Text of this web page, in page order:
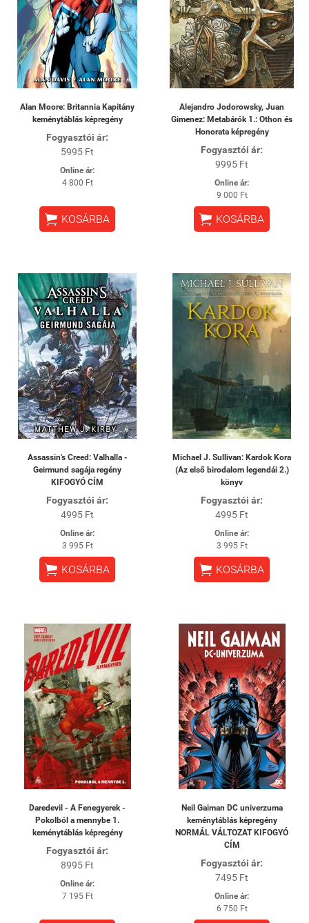
Alan Moore: Britannia Kapitány
keménytáblás képregény
Fogyasztói ár:
5995 Ft
Online ár:
4 800 Ft
 KOSÁRBA
Alejandro Jodorowsky, Juan
Gimenez: Metabárók 1.: Othon és
Honorata képregény
Fogyasztói ár:
9995 Ft
Online ár:
9 000 Ft
 KOSÁRBA
Assassin's Creed: Valhalla -
Geirmund sagája regény
KIFOGYÓ CÍM
Fogyasztói ár:
4995 Ft
Online ár:
3 995 Ft
 KOSÁRBA
Michael J. Sullivan: Kardok Kora
(Az első birodalom legendái 2.)
könyv
Fogyasztói ár:
4995 Ft
Online ár:
3 995 Ft
 KOSÁRBA
Daredevil - A Fenegyerek -
Pokolból a mennybe 1.
keménytáblás képregény
Fogyasztói ár:
8995 Ft
Online ár:
7 195 Ft
Neil Gaiman DC univerzuma
keménytáblás képregény
NORMÁL VÁLTOZAT KIFOGYÓ
CÍM
Fogyasztói ár:
7495 Ft
Online ár:
6 750 Ft